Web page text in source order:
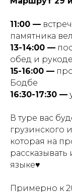
11:00 —
памятника
13-14:00 —
обед и
15-16:00 —
Бодбе
16:30-17:30 —
В туре вас
грузинского
которая на
языке♥
Примерно к